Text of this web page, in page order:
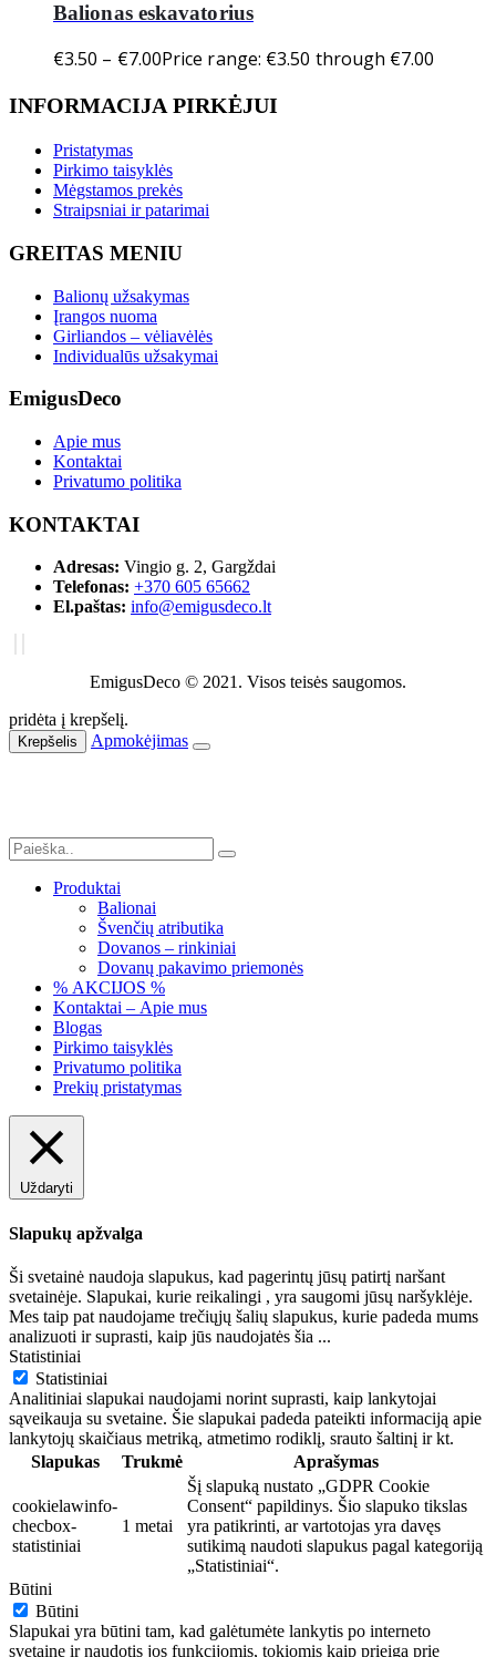
Balionas eskavatorius
€3.50 – €7.00Price range: €3.50 through €7.00
INFORMACIJA PIRKĖJUI
Pristatymas
Pirkimo taisyklės
Mėgstamos prekės
Straipsniai ir patarimai
GREITAS MENIU
Balionų užsakymas
Įrangos nuoma
Girliandos – vėliavėlės
Individualūs užsakymai
EmigusDeco
Apie mus
Kontaktai
Privatumo politika
KONTAKTAI
Adresas: Vingio g. 2, Gargždai
Telefonas: +370 605 65662
El.paštas: info@emigusdeco.lt
EmigusDeco © 2021. Visos teisės saugomos.
pridėta į krepšelį.
Krepšelis Apmokėjimas
Produktai
Balionai
Švenčių atributika
Dovanos – rinkiniai
Dovanų pakavimo priemonės
% AKCIJOS %
Kontaktai – Apie mus
Blogas
Pirkimo taisyklės
Privatumo politika
Prekių pristatymas
Uždaryti
Slapukų apžvalga
Ši svetainė naudoja slapukus, kad pagerintų jūsų patirtį naršant
svetainėje. Slapukai, kurie reikalingi , yra saugomi jūsų naršyklėje.
Mes taip pat naudojame trečiųjų šalių slapukus, kurie padeda mums
analizuoti ir suprasti, kaip jūs naudojatės šia ...
Statistiniai
Statistiniai
Analitiniai slapukai naudojami norint suprasti, kaip lankytojai
sąveikauja su svetaine. Šie slapukai padeda pateikti informaciją apie
lankytojų skaičiaus metriką, atmetimo rodiklį, srauto šaltinį ir kt.
Slapukas
Trukmė Aprašymas
cookielawinfo-
checbox-
statistiniai
1 metai
Šį slapuką nustato „GDPR Cookie
Consent“ papildinys. Šio slapuko tikslas
yra patikrinti, ar vartotojas yra davęs
sutikimą naudoti slapukus pagal kategoriją
„Statistiniai“.
Būtini
Būtini
Slapukai yra būtini tam, kad galėtumėte lankytis po interneto
svetainę ir naudotis jos funkcijomis, tokiomis kaip prieiga prie